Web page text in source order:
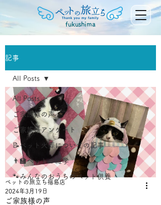
fukushima
記事
All Posts
ご家族様の声
ご家族様アンケート
📝ペット火葬についての記事
👨‍🏫ペットの雑学
🐾みんなのおうちのペット供養
All Posts
ご家族様の声
ペットの旅立ち福島店
2024年3月19日